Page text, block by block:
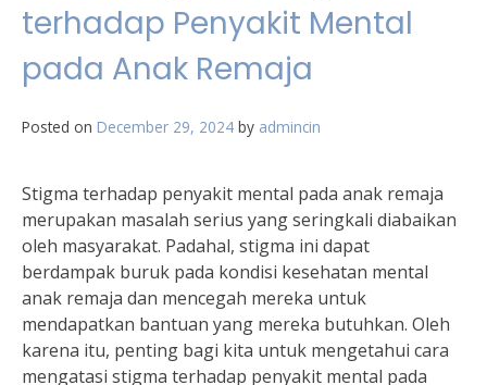
terhadap Penyakit Mental
pada Anak Remaja
Posted on December 29, 2024 by admincin
Stigma terhadap penyakit mental pada anak remaja
merupakan masalah serius yang seringkali diabaikan
oleh masyarakat. Padahal, stigma ini dapat
berdampak buruk pada kondisi kesehatan mental
anak remaja dan mencegah mereka untuk
mendapatkan bantuan yang mereka butuhkan. Oleh
karena itu, penting bagi kita untuk mengetahui cara
mengatasi stigma terhadap penyakit mental pada